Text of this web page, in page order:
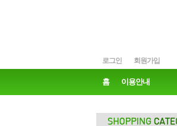
로그인 회원가입
홈 이용안내